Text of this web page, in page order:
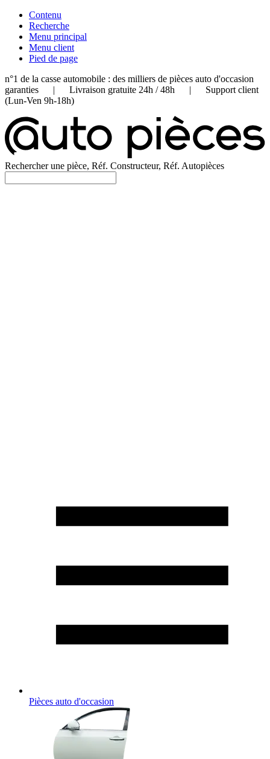
Contenu
Recherche
Menu principal
Menu client
Pied de page
n°1 de la casse automobile : des milliers de pièces auto d'occasion
garanties | Livraison gratuite 24h / 48h | Support client
(Lun-Ven 9h-18h)
Rechercher une pièce, Réf. Constructeur, Réf. Autopièces
Pièces auto d'occasion